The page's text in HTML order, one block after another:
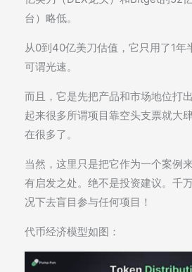
台）略低。
从0到40亿美刀估值，它只用了1年
可谓光速。
而且，它是先把产品和市场地位打
起来很多所谓项目靠空头支票就大
在很多了。
当然，这里只是把它作为一个案例
有启发之处。绝不是投资建议。千
况下去盲目参与任何项目！
代币经济模型如图：